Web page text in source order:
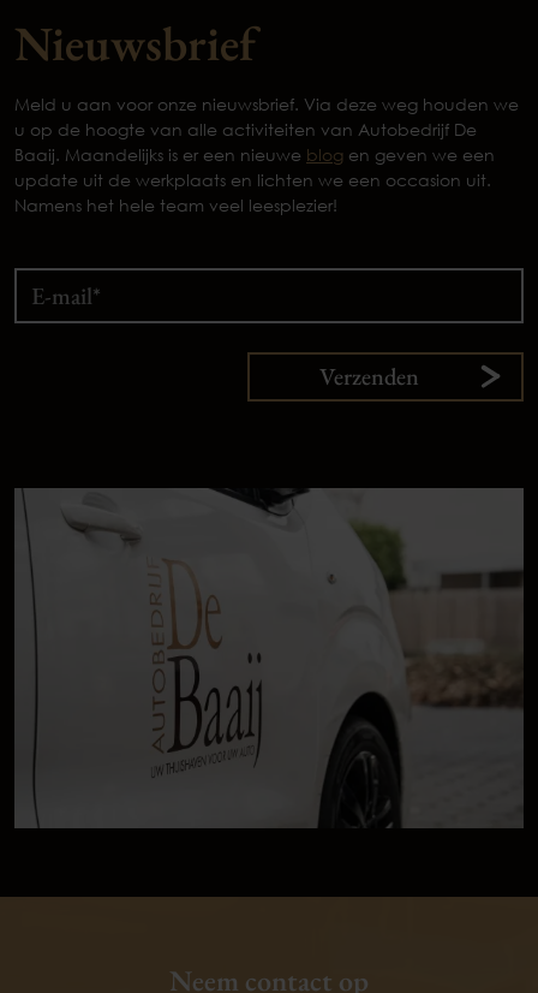
Nieuwsbrief
Meld u aan voor onze nieuwsbrief. Via deze weg houden we
u op de hoogte van alle activiteiten van Autobedrijf De
Baaij. Maandelijks is er een nieuwe blog en geven we een
update uit de werkplaats en lichten we een occasion uit.
Namens het hele team veel leesplezier!
Verzenden
Neem contact op